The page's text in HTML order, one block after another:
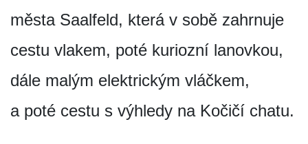
města Saalfeld, která v sobě zahrnuje
cestu vlakem, poté kuriozní lanovkou,
dále malým elektrickým vláčkem,
a poté cestu s výhledy na Kočičí chatu.